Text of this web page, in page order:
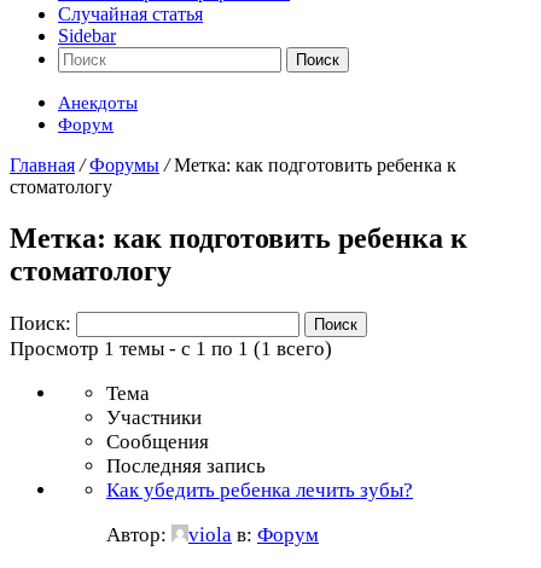
Случайная статья
Sidebar
Поиск
Анекдоты
Форум
Главная / Форумы / Метка: как подготовить ребенка к
стоматологу
Метка: как подготовить ребенка к
стоматологу
Поиск:
Просмотр 1 темы - с 1 по 1 (1 всего)
Тема
Участники
Сообщения
Последняя запись
Как убедить ребенка лечить зубы?
Автор:
viola в: Форум